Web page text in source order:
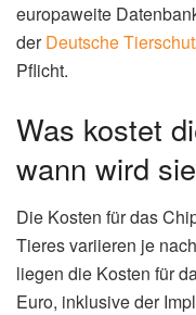
europaweite
derDeutsche
Pflicht.
Was kostet
wann wird
Die Kosten für das
Tieres variieren je
liegen die Kosten für
Euro, inklusive der